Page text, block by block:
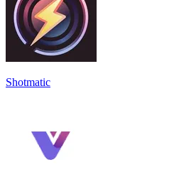
Shotmatic